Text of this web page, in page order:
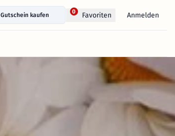
Gutschein kaufen
0 Favoriten Anmelden